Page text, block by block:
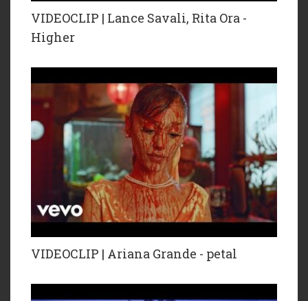
VIDEOCLIP | Lance Savali, Rita Ora -
Higher
VIDEOCLIP | Ariana Grande - petal